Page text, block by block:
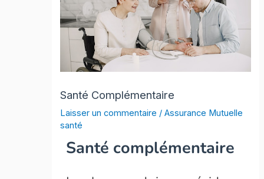
Santé Complémentaire
Laisser un commentaire /Assurance Mutuelle
santé
Santé complémentaire